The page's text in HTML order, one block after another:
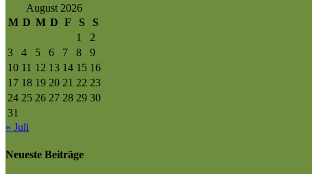
August 2026
M D M D F S
S
1
2
3
4 5 6 7 8
9
10 11 12 13 14 15 16
17 18 19 20 21 22 23
24 25 26 27 28 29 30
31
« Juli
Neueste Beiträge